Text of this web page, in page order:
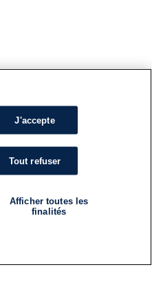
J'accepte
Tout refuser
Afficher toutes les
finalités